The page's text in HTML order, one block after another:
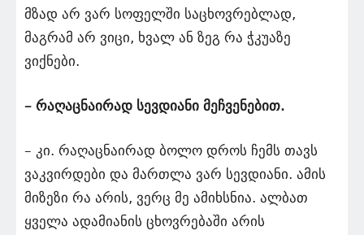
მზად არ ვარ სოფელში საცხოვრებლად,
მაგრამ არ ვიცი, ხვალ ან ზეგ რა ჭკუაზე
ვიქნები.
– რაღაცნაირად სევდიანი მეჩვენებით.
– კი. რაღაცნაირად ბოლო დროს ჩემს თავს
ვაკვირდები და მართლა ვარ სევდიანი. ამის
მიზეზი რა არის, ვერც მე ამიხსნია. ალბათ
ყველა ადამიანის ცხოვრებაში არის